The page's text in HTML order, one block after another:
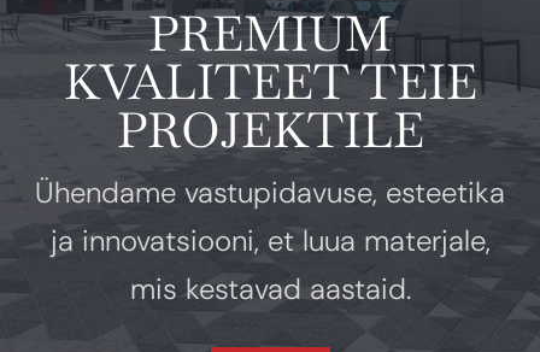
PREMIUM
KVALITEET TEIE
PROJEKTILE
Ühendame vastupidavuse, esteetika
ja innovatsiooni, et luua materjale,
mis kestavad aastaid.